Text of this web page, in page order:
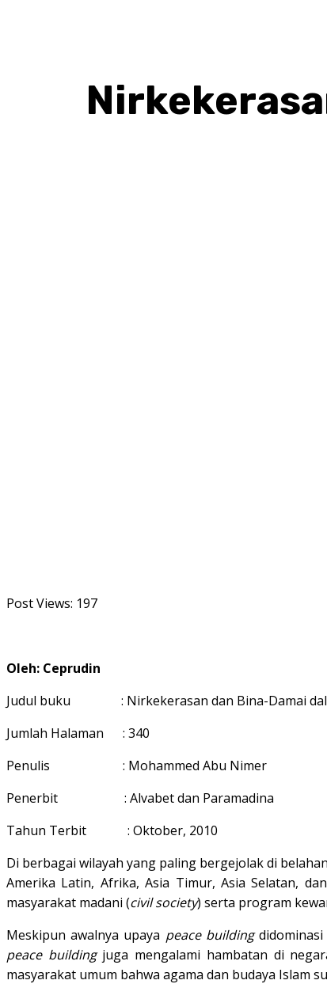
Post Views: 197
Oleh: Ceprudin
Judul buku : Nirkekerasan dan Bina-Damai
Jumlah Halaman : 340
Penulis : Mohammed Abu Nimer
Penerbit : Alvabet dan Paramadina
Tahun Terbit : Oktober, 2010
Di berbagai wilayah yang paling bergejolak di
Amerika Latin, Afrika, Asia Timur, Asia Selatan,
masyarakat madani (civil society) serta program
Meskipun awalnya upaya peace buildingdidominasi
peace buildingjuga mengalami hambatan di
masyarakat umum bahwa agama dan budaya Islam